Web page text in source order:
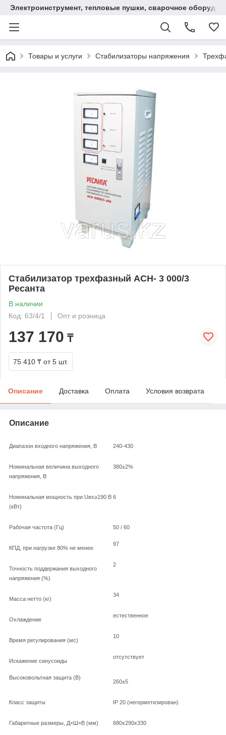
Электроинструмент, тепловые пушки, сварочное
Товары и услуги Стабилизаторы напряжения
Стабилизатор трехфазный АСН- 3 000/3
Ресанта
В наличии
Код: 63/4/1
Опт и розница
137 170 ₸
75 410 ₸ от 5 шт.
Описание Доставка Оплата Условия возврата
Описание
Диапазон входного напряжения, В 240-430
Номинальная величина выходного
напряжения, В
380±2%
Номинальная мощность при Uвх≥190 В
(кВт)
6
Рабочая частота (Гц) 50 / 60
КПД, при нагрузке 80% не менее
97
Точность поддержания выходного
напряжения (%)
2
Масса нетто (кг)
34
Охлаждение
естественное
Время регулирования (мс)
10
Искажение синусоиды
отсутствует
Высоковольтная защита (В)
260±5
Класс защиты IP 20 (негерметизирован)
Габаритные размеры, Д×Ш×В (мм) 680х290х330